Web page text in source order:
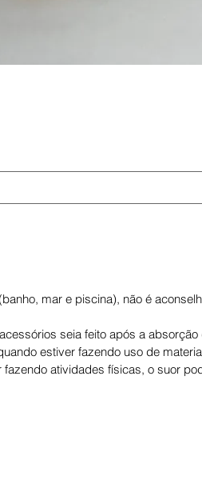
mar e piscina), não é
seia feito após a
estiver fazendo uso de
fazendo atividades físicas, o suor